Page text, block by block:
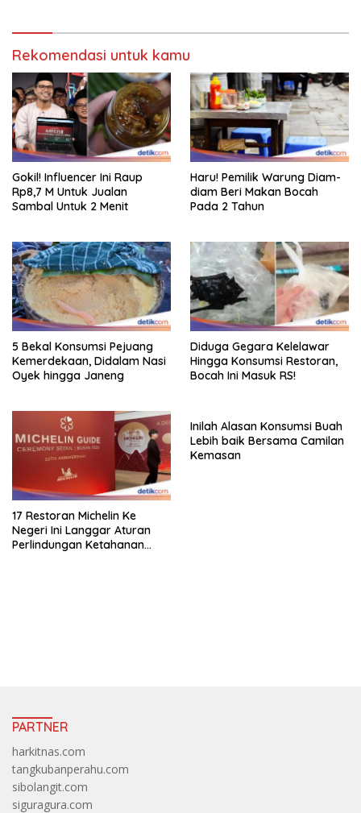
Rekomendasi untuk kamu
Gokil! Influencer Ini Raup
Rp8,7 M Untuk Jualan
Sambal Untuk 2 Menit
Haru! Pemilik Warung Diam-
diam Beri Makan Bocah
Pada 2 Tahun
5 Bekal Konsumsi Pejuang
Kemerdekaan, Didalam Nasi
Oyek hingga Janeng
Diduga Gegara Kelelawar
Hingga Konsumsi Restoran,
Bocah Ini Masuk RS!
17 Restoran Michelin Ke
Negeri Ini Langgar Aturan
Perlindungan Ketahanan
Inilah Alasan Konsumsi Buah
Lebih baik Bersama Camilan
Kemasan
PARTNER
harkitnas.com
tangkubanperahu.com
sibolangit.com
siguragura.com